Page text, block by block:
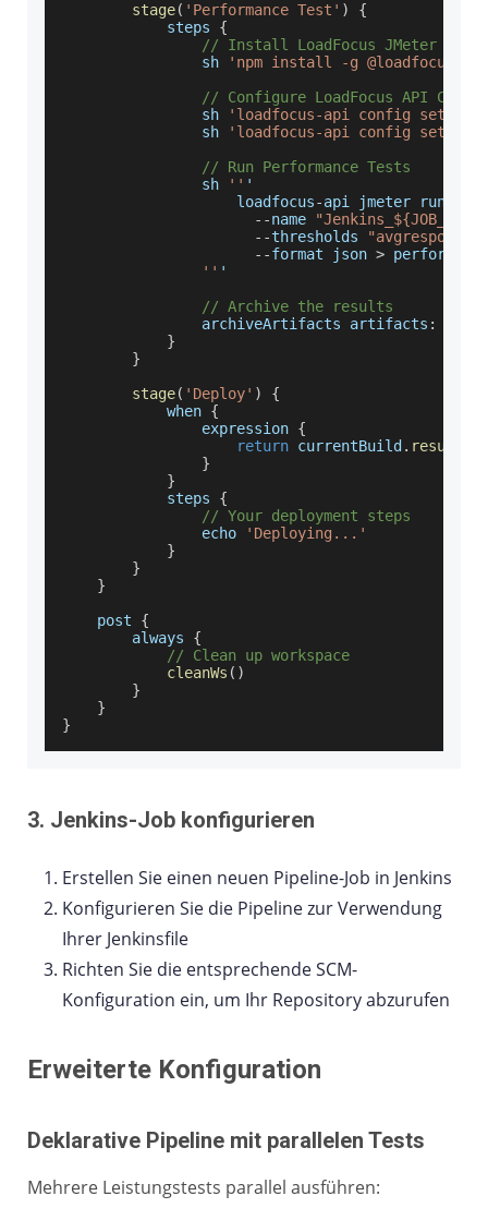
stage( 'Performance Test' )
{
            steps
{
// Install LoadFocus JMeter API
                sh
'npm install -g @loadfocus/
// Configure LoadFocus API Client
                sh
'loadfocus-api config set apikey
                sh
'loadfocus-api config set teamid
// Run Performance Tests
                sh
'' '
                    loadfocus
-api jmeter run
--name
--thresholds
--format json >
'' '
// Archive the results
                archiveArtifacts artifacts
:
}
}
stage( 'Deploy' )
{
            when
{
                expression
{
return currentBuild .
}
}
            steps
{
// Your deployment steps
                echo
'Deploying...'
}
}
}
    post
{
        always
{
// Clean up workspace
cleanWs ( )
}
}
}
3. Jenkins-Job konfigurieren
Erstellen Sie einen neuen Pipeline-Job in Jenkins
Konfigurieren Sie die Pipeline zur Verwendung
Ihrer Jenkinsfile
Richten Sie die entsprechende SCM-
Konfiguration ein, um Ihr Repository abzurufen
Erweiterte Konfiguration
Deklarative Pipeline mit parallelen Tests
Mehrere Leistungstests parallel ausführen: